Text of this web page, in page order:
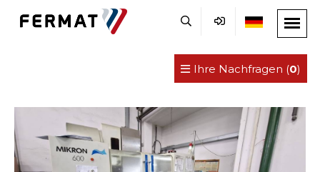
Ihre Nachfragen (0)